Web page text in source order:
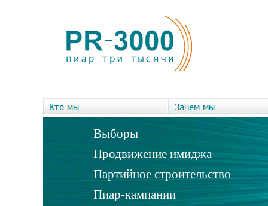
Выборы
Продвижение имиджа
Партийное строительство
Пиар-кампании